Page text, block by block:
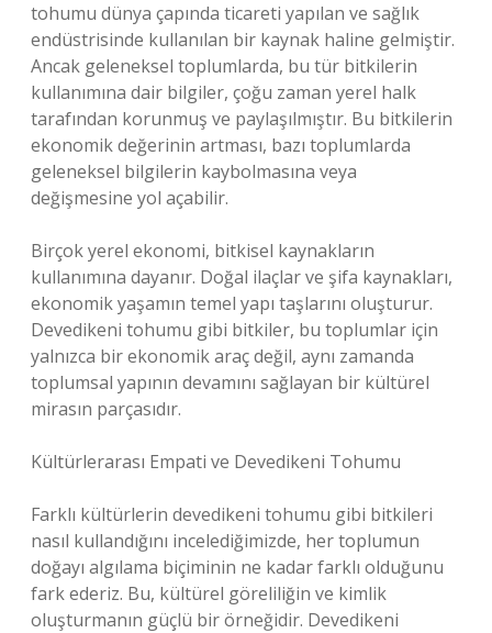
tohumu dünya çapında ticareti yapılan ve sağlık
endüstrisinde kullanılan bir kaynak haline gelmiştir.
Ancak geleneksel toplumlarda, bu tür bitkilerin
kullanımına dair bilgiler, çoğu zaman yerel halk
tarafından korunmuş ve paylaşılmıştır. Bu bitkilerin
ekonomik değerinin artması, bazı toplumlarda
geleneksel bilgilerin kaybolmasına veya
değişmesine yol açabilir.
Birçok yerel ekonomi, bitkisel kaynakların
kullanımına dayanır. Doğal ilaçlar ve şifa kaynakları,
ekonomik yaşamın temel yapı taşlarını oluşturur.
Devedikeni tohumu gibi bitkiler, bu toplumlar için
yalnızca bir ekonomik araç değil, aynı zamanda
toplumsal yapının devamını sağlayan bir kültürel
mirasın parçasıdır.
Kültürlerarası Empati ve Devedikeni Tohumu
Farklı kültürlerin devedikeni tohumu gibi bitkileri
nasıl kullandığını incelediğimizde, her toplumun
doğayı algılama biçiminin ne kadar farklı olduğunu
fark ederiz. Bu, kültürel göreliliğin ve kimlik
oluşturmanın güçlü bir örneğidir. Devedikeni